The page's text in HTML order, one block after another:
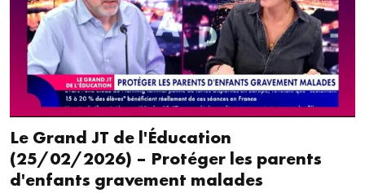
Coman, neurologue à l'hôpital René-Muret de Sevran.
Le Grand JT de l'Éducation
(25/02/2026) – Protéger les parents
d'enfants gravement malades